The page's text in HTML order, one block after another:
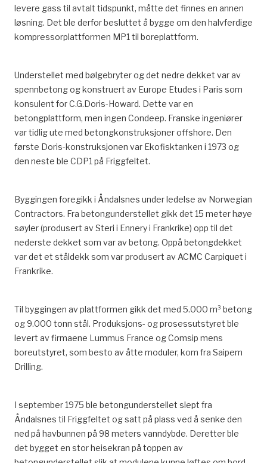
levere gass til avtalt tidspunkt, måtte det finnes en annen
løsning. Det ble derfor besluttet å bygge om den halvferdige
kompressorplattformen MP1 til boreplattform.
Understellet med bølgebryter og det nedre dekket var av
spennbetong og konstruert av Europe Etudes i Paris som
konsulent for C.G.Doris-Howard. Dette var en
betongplattform, men ingen Condeep. Franske ingeniører
var tidlig ute med betongkonstruksjoner offshore. Den
første Doris-konstruksjonen var Ekofisktanken i 1973 og
den neste ble CDP1 på Friggfeltet.
Byggingen foregikk i Åndalsnes under ledelse av Norwegian
Contractors. Fra betongunderstellet gikk det 15 meter høye
søyler (produsert av Steri i Ennery i Frankrike) opp til det
nederste dekket som var av betong. Oppå betongdekket
var det et ståldekk som var produsert av ACMC Carpiquet i
Frankrike.
Til byggingen av plattformen gikk det med 5.000 m³ betong
og 9.000 tonn stål. Produksjons- og prosessutstyret ble
levert av firmaene Lummus France og Comsip mens
boreutstyret, som besto av åtte moduler, kom fra Saipem
Drilling.
I september 1975 ble betongunderstellet slept fra
Åndalsnes til Friggfeltet og satt på plass ved å senke den
ned på havbunnen på 98 meters vanndybde. Deretter ble
det bygget en stor heisekran på toppen av